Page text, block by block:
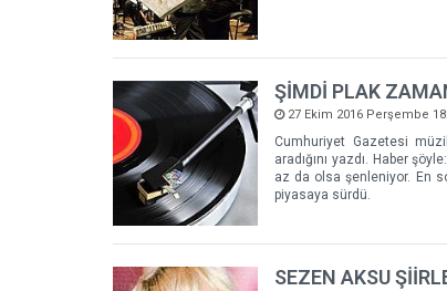
ŞİMDİ PLAK
27 Ekim 2016 Perşembe
Cumhuriyet Gazetesi
aradığını yazdı. Haber
az da olsa şenleniyor. En
piyasaya sürdü.
SEZEN AKSU